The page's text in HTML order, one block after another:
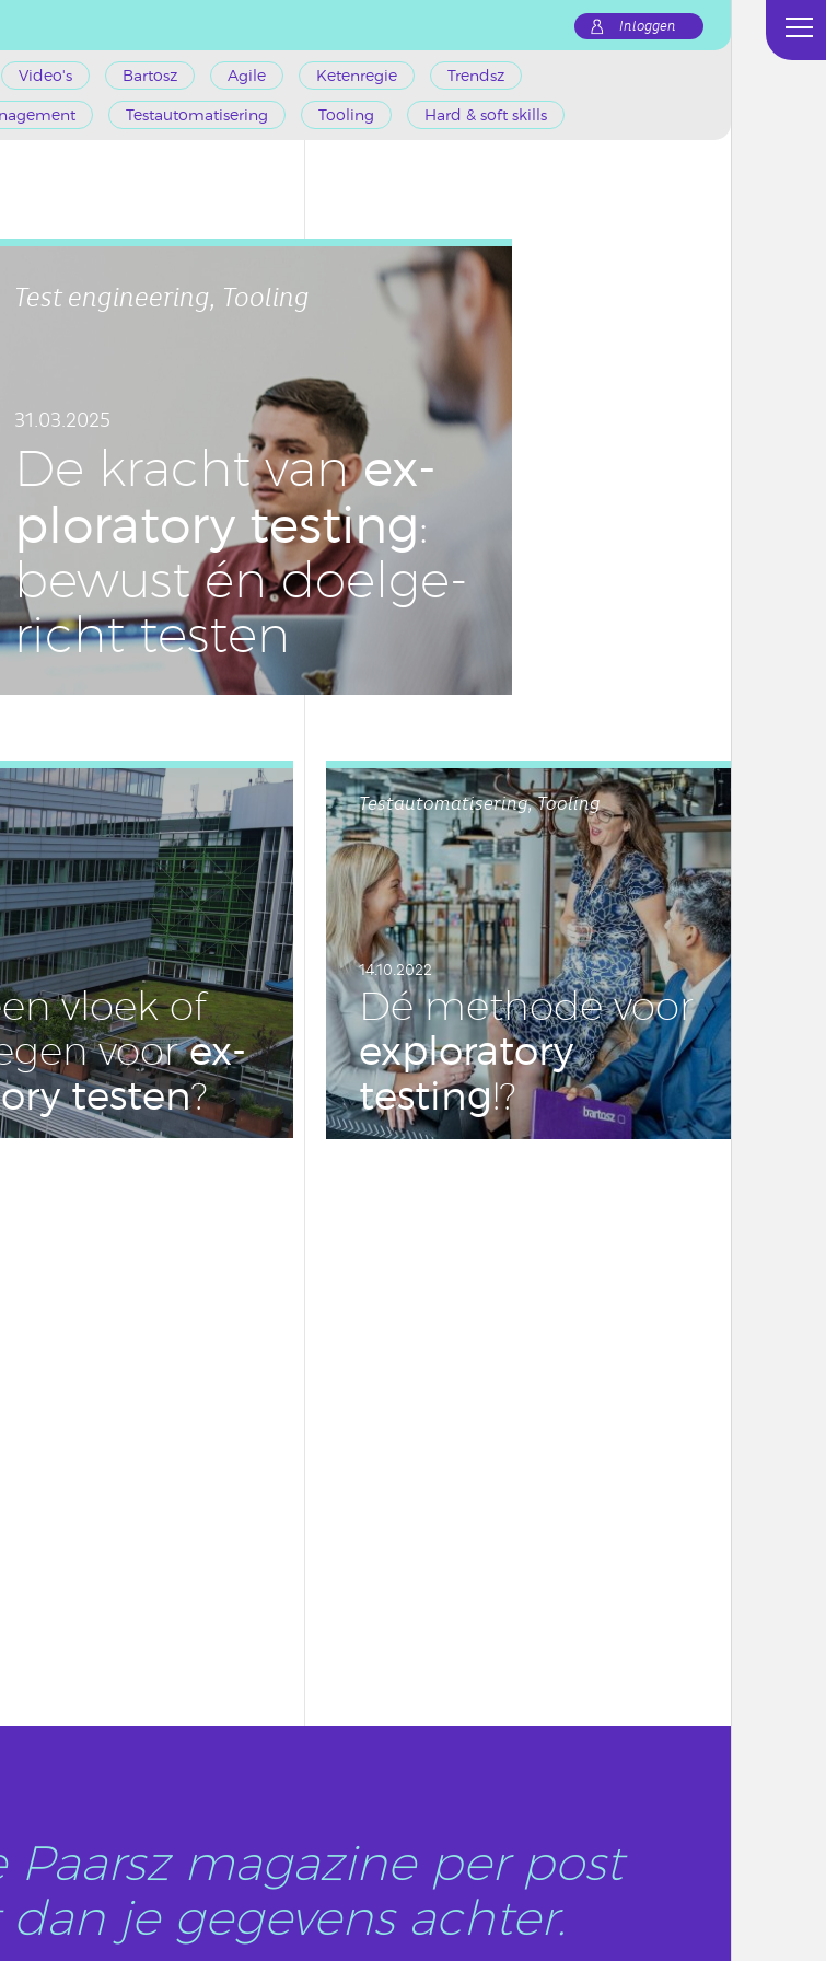
Inloggen
Video's Bartosz Agile Ketenregie Trendsz
Testautomatisering Tooling Hard & soft skills
Test engineering, Tooling
31.03.2025
De kracht vanex­
plo­ra­to­ry testing:
bewust én doel­ge­
richt testen
vloek of
voorex­
testen?
Testautomatisering, Tooling
14.10.2022
Dé methode voor
ex­plo­ra­to­ry
testing!?
Paarsz magazine per post
je gegevens achter.